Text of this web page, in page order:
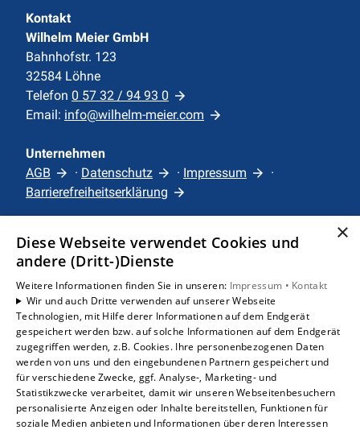
Kontakt
Wilhelm Meier GmbH
Bahnhofstr. 123
32584 Löhne
Telefon 0 57 32 / 94 93 0
Email: info@wilhelm-meier.com
Unternehmen
AGB
· Datenschutz · Impressum
·
Barrierefreiheitserklärung
Leistungen
Privatkunden
Unternehmen
Standorte
Löhne
×
Diese Webseite verwendet Cookies und
andere (Dritt-)Dienste
Weitere Informationen finden Sie in unseren: Impressum • Kontakt
Wir und auch Dritte verwenden auf unserer Webseite
Technologien, mit Hilfe derer Informationen auf dem Endgerät
gespeichert werden bzw. auf solche Informationen auf dem Endgerät
zugegriffen werden, z.B. Cookies. Ihre personenbezogenen Daten
werden von uns und den eingebundenen Partnern gespeichert und
für verschiedene Zwecke, ggf. Analyse-, Marketing- und
Statistikzwecke verarbeitet, damit wir unseren Webseitenbesuchern
personalisierte Anzeigen oder Inhalte bereitstellen, Funktionen für
soziale Medien anbieten und Informationen über deren Interessen